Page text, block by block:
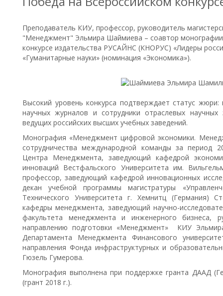
Преподаватель КИУ, профессор, руководитель
"Менеджмент" Эльмира Шаймиева – соавтор
конкурсе издательства РУСАЙНС (КНОРУС) «Лидеры
«Гуманитарные науки» (номинация «Экономика»).
Высокий уровень конкурса подтверждает статус
научных журналов и сотрудники отраслевых
ведущих российских высших учебных заведений.
Монография «Менеджмент цифровой экономики.
сотрудничества международной команды за период
Центра Менеджмента, заведующий кафедрой
инноваций Вестфальского Университета им.
профессор, заведующий кафедрой инновационных
декан учебной программы магистратуры
Технического Университета г. Хемнитц (Германия)
кафедры менеджмента, заведующий научно-
факультета менеджмента и инженерного бизнеса,
направлению подготовки «Менеджмент» КИУ
Департамента Менеджмента Финансового
направления Фонда инфраструктурных и
Гюзель Гумерова.
Монография выполнена при поддержке гранта ДААД
(грант 2018 г.).